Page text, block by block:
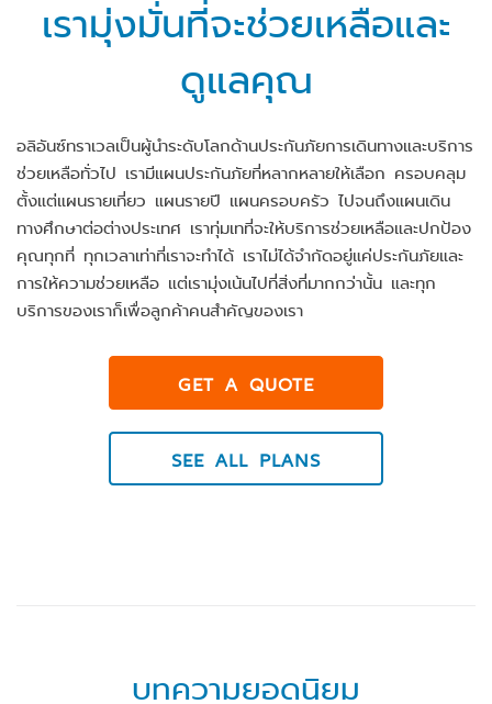
เรามุ่งมั่นที่จะช่วยเหลือและ
ดูแลคุณ
อลิอันซ์ทราเวลเป็นผู้นำระดับโลกด้านประกันภัยการเดินทางและบริการ
ช่วยเหลือทั่วไป เรามีแผนประกันภัยที่หลากหลายให้เลือก ครอบคลุม
ตั้งแต่แผนรายเที่ยว แผนรายปี แผนครอบครัว ไปจนถึงแผนเดิน
ทางศึกษาต่อต่างประเทศ เราทุ่มเทที่จะให้บริการช่วยเหลือและปกป้อง
คุณทุกที่ ทุกเวลาเท่าที่เราจะทำได้ เราไม่ได้จำกัดอยู่แค่ประกันภัยและ
การให้ความช่วยเหลือ แต่เรามุ่งเน้นไปที่สิ่งที่มากกว่านั้น และทุก
บริการของเราก็เพื่อลูกค้าคนสำคัญของเรา
GET A QUOTE
SEE ALL PLANS
บทความยอดนิยม